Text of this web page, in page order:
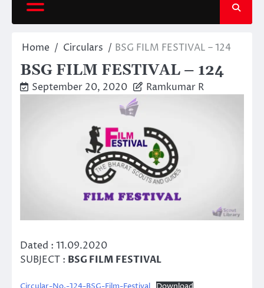
Home Circulars BSG FILM FESTIVAL – 124
BSG FILM FESTIVAL – 124
September 20, 2020 Ramkumar R
Dated : 11.09.2020
SUBJECT : BSG FILM FESTIVAL